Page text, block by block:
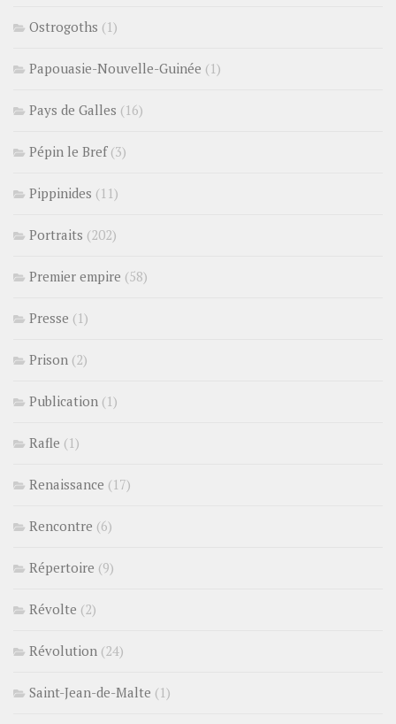
Ostrogoths (1)
Papouasie-Nouvelle-Guinée (1)
Pays de Galles (16)
Pépin le Bref(3)
Pippinides (11)
Portraits (202)
Premier empire (58)
Presse (1)
Prison (2)
Publication (1)
Rafle (1)
Renaissance (17)
Rencontre (6)
Répertoire (9)
Révolte (2)
Révolution (24)
Saint-Jean-de-Malte (1)